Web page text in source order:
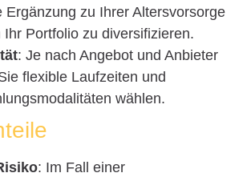
Ergänzung zu Ihrer Altersvorsorge
Ihr Portfolio zu diversifizieren.
: Je nach Angebot und Anbieter
flexible Laufzeiten und
wählen.
: Im Fall einer